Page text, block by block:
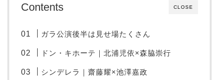
CLOSE
Contents
ガラ公演後半は見せ場たくさん
ドン・キホーテ｜北浦児依×森脇崇行
シンデレラ｜齋藤耀×池澤嘉政